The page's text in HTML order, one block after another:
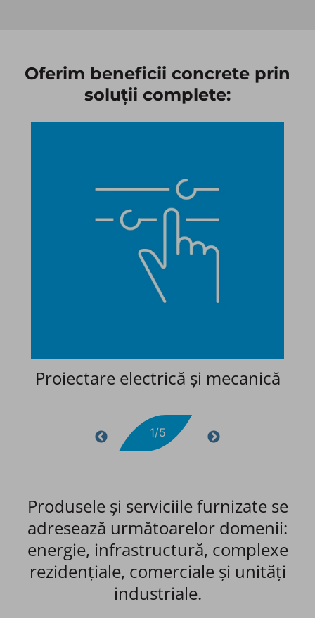
Oferim beneficii concrete prin
soluții complete:​
Proiectare electrică și mecanică
1/5
Produsele și serviciile furnizate se
adresează următoarelor domenii:
energie, infrastructură, ​complexe
rezidențiale, comerciale și unități
industriale.